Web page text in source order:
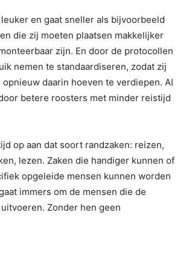
en gaat sneller als bijvoorbeeld
die zij moeten plaatsen makkelijker
zijn. En door de protocollen
nemen te standaardiseren, zodat zij
daarin hoeven te verdiepen. AI
betere roosters met minder reistijd
op aan dat soort randzaken: reizen,
lezen. Zaken die handiger kunnen of
opgeleide mensen kunnen worden
immers om de mensen die de
Zonder hen geen